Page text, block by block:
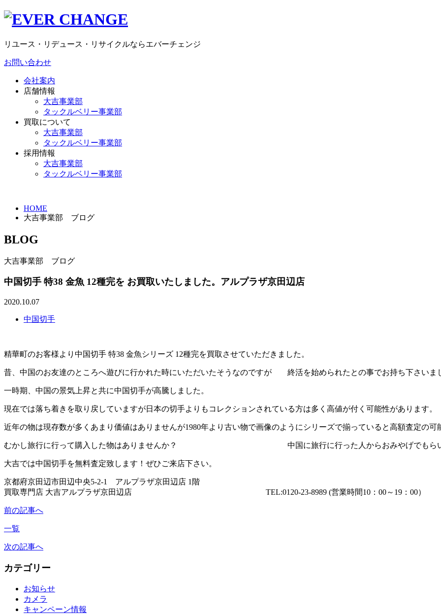
リユース・リデュース・リサイクルならエバーチェンジ
お問い合わせ
会社案内
店舗情報
大吉事業部
タックルベリー事業部
買取について
大吉事業部
タックルベリー事業部
採用情報
大吉事業部
タックルベリー事業部
HOME
大吉事業部 ブログ
BLOG
大吉事業部 ブログ
中国切手 特38 金魚 12種完を お買取いたしました。アルプラザ京田辺店
2020.10.07
中国切手
精華町のお客様より中国切手 特38 金魚シリーズ 12種完を買取させていただきました。
昔、中国のお友達のところへ遊びに行かれた時にいただいたそうなのですが 終活を始められたとの事でお持ち下さいま
一時期、中国の景気上昇と共に中国切手が高騰しました。
現在では落ち着きを取り戻していますが日本の切手よりもコレクションされている方は多く高値が付く可能性があります。
近年の物は現存数が多くあまり価値はありませんが1980年より古い物で画像のようにシリーズで揃っていると高額査定の可
むかし旅行に行って購入した物はありませんか？ 中国に旅行に行った人からおみやげでもらいま
大吉では中国切手を無料査定致します！ぜひご来店下さい。
京都府京田辺市田辺中央5-2-1 アルプラザ京田辺店 1階
買取専門店 大吉アルプラザ京田辺店 TEL:0120-23-8989 (営業時間10：00～19：00）
前の記事へ
一覧
次の記事へ
カテゴリー
お知らせ
カメラ
キャンペーン情報